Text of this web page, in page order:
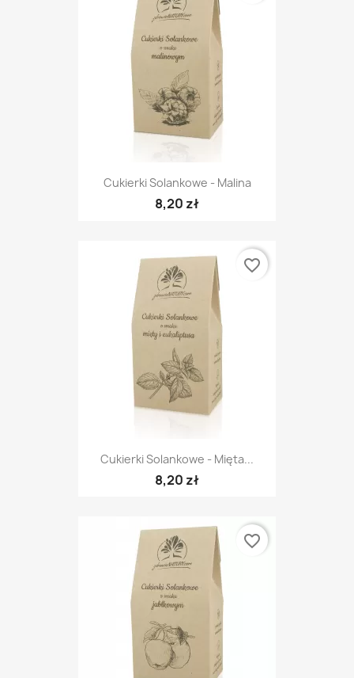
Cukierki Solankowe - Malina
8,20 zł
Cukierki Solankowe - Mięta...
8,20 zł
favorite_border
favorite_border